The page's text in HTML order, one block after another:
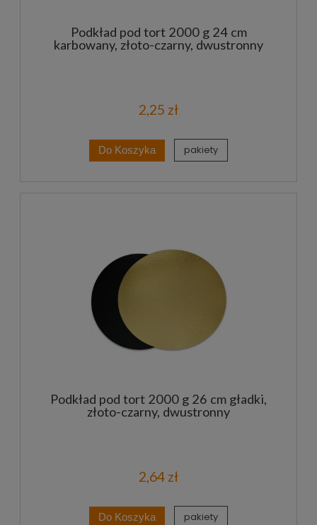
Podkład pod tort 2000 g 24 cm
karbowany, złoto-czarny, dwustronny
2,25 zł
Do Koszyka pakiety
Podkład pod tort 2000 g 26 cm gładki,
złoto-czarny, dwustronny
2,64 zł
Do Koszyka pakiety